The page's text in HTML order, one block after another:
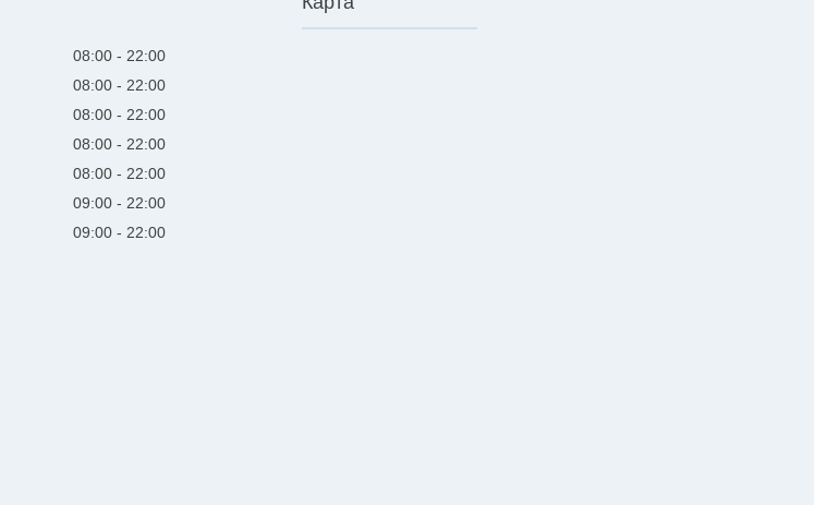
08:00
22:00
08:00
22:00
08:00
22:00
08:00
22:00
08:00
22:00
09:00
22:00
09:00 22:00